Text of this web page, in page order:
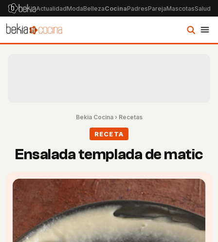
ActualidadModaBellezaCocinaPadresParejaMascotasSalud
Bekia Cocina› Recetas
RECETA
Ensalada templada de matic